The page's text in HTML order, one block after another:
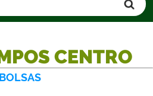
CENTRO
BOLSAS